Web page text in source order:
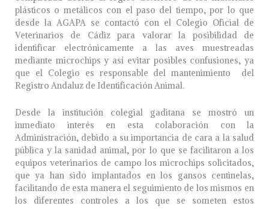
plásticos o metálicos con el paso del tiempo, por lo que
desde la AGAPA se contactó con el Colegio Oficial de
Veterinarios de Cádiz para valorar la posibilidad de
identificar electrónicamente a las aves muestreadas
mediante microchips y así evitar posibles confusiones, ya
que el Colegio es responsable del mantenimiento del
Registro Andaluz de Identificación Animal.
Desde la institución colegial gaditana se mostró un
inmediato interés en esta colaboración con la
Administración, debido a su importancia de cara a la salud
pública y la sanidad animal, por lo que se facilitaron a los
equipos veterinarios de campo los microchips solicitados,
que ya han sido implantados en los gansos centinelas,
facilitando de esta manera el seguimiento de los mismos en
los diferentes controles a los que se someten estos